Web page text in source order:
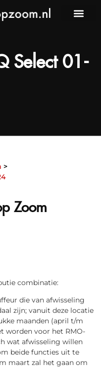
Select 01-
Zoom
combinatie:
die van afwisseling
zijn; vanuit deze locatie
maanden (april t/m
worden voor het RMO-
wat afwisseling willen
beide functies uit te
maart zal het gaan om